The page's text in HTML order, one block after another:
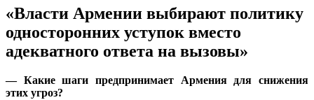
«Власти Армении выбирают политику
односторонних уступок вместо
адекватного ответа на вызовы»
— Какие шаги предпринимает Армения для снижения
этих угроз?